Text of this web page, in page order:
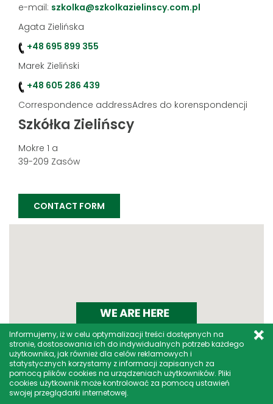
e-mail: szkolka@szkolkazielinscy.com.pl
Agata Zielińska
+48 695 899 355
Marek Zieliński
+48 605 286 439
Correspondence addressAdres do korenspondencji
Szkółka Zielińscy
Mokre 1 a
39-209 Zasów
CONTACT FORM
Informujemy, iż w celu optymalizacji treści dostępnych na
stronie, dostosowania ich do indywidualnych potrzeb każdego
użytkownika, jak również dla celów reklamowych i
statystycznych korzystamy z informacji zapisanych za
pomocą plików cookies na urządzeniach użytkowników. Pliki
cookies użytkownik może kontrolować za pomocą ustawień
swojej przeglądarki internetowej.